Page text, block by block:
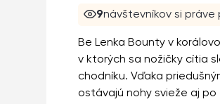
8návštevníkov si
Be Lenka Bounty v
v ktorých sa nožičky cítia
chodníku. Vďaka
ostávajú nohy svieže aj